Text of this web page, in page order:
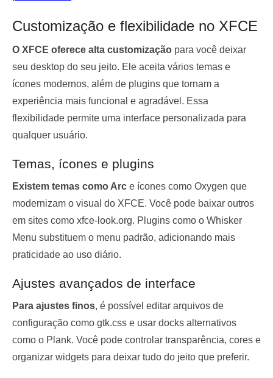
Customização e flexibilidade no XFCE
O XFCE oferece alta customização para você deixar
seu desktop do seu jeito. Ele aceita vários temas e
ícones modernos, além de plugins que tornam a
experiência mais funcional e agradável. Essa
flexibilidade permite uma interface personalizada para
qualquer usuário.
Temas, ícones e plugins
Existem temas como Arc e ícones como Oxygen que
modernizam o visual do XFCE. Você pode baixar outros
em sites como xfce-look.org. Plugins como o Whisker
Menu substituem o menu padrão, adicionando mais
praticidade ao uso diário.
Ajustes avançados de interface
Para ajustes finos, é possível editar arquivos de
configuração como gtk.css e usar docks alternativos
como o Plank. Você pode controlar transparência, cores e
organizar widgets para deixar tudo do jeito que preferir.